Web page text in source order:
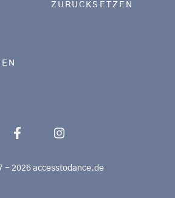
ZURÜCKSETZEN
- 2026 accesstodance.de